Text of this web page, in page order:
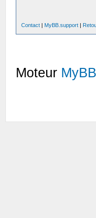
Contact | MyBB.support |
Moteur MyBB